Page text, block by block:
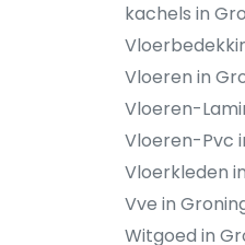
kachels in
Vloeren in
Vloeren-
Vloeren-Pvc
Vloerkleden
Vve in
Witgoed in